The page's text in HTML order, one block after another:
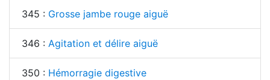
345 : Grosse jambe rouge aiguë
346 : Agitation et délire aiguë
350 : Hémorragie digestive